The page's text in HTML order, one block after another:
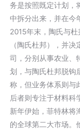
务是按照既定计划，
中拆分出来，并在今
2015年末，陶氏与
（陶氏杜邦），并
司，分别从事农业、
划，与陶氏杜邦脱钩
称，但业务体系则与
后者则专注于材料科
新年伊始，菲特林将
的全球第二大市场。